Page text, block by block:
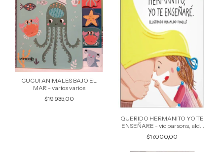
CUCU! ANIMALES BAJO EL
MAR - varios varios
$19.935,00
QUERIDO HERMANITO YO TE
ENSEÑARE - vic parsons, aldo
tonelli
$17.000,00